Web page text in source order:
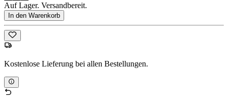
Auf Lager. Versandbereit.
In den Warenkorb
Kostenlose Lieferung bei allen Bestellungen.